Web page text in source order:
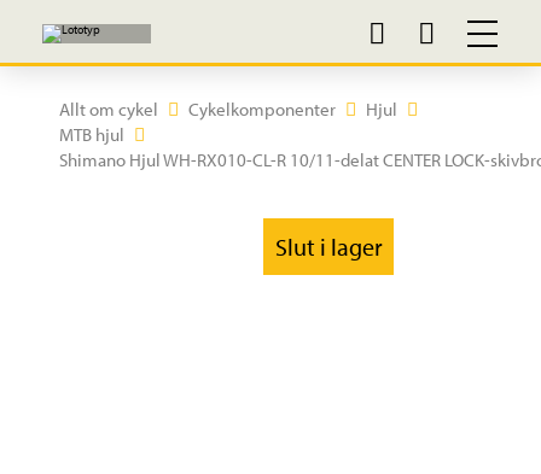
Allt om cykel Cykelkomponenter
Hjul
MTB hjul
Shimano Hjul WH-RX010-CL-R 10/11-delat CENTER LOCK-
Slut i lager